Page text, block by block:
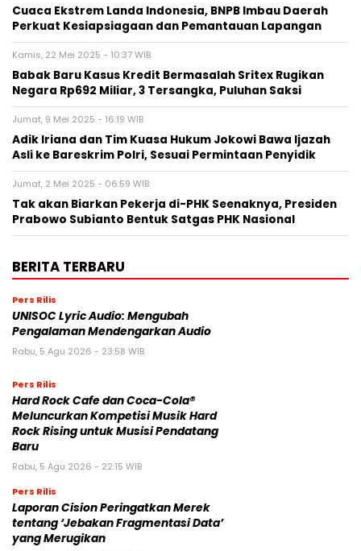
Cuaca Ekstrem Landa Indonesia, BNPB Imbau Daerah
Perkuat Kesiapsiagaan dan Pemantauan Lapangan
Kamis, 22 Mei 2025 - 10:37 WIB
Babak Baru Kasus Kredit Bermasalah Sritex Rugikan
Negara Rp692 Miliar, 3 Tersangka, Puluhan Saksi
Jumat, 9 Mei 2025 - 16:19 WIB
Adik Iriana dan Tim Kuasa Hukum Jokowi Bawa Ijazah
Asli ke Bareskrim Polri, Sesuai Permintaan Penyidik
Jumat, 2 Mei 2025 - 06:59 WIB
Tak akan Biarkan Pekerja di-PHK Seenaknya, Presiden
Prabowo Subianto Bentuk Satgas PHK Nasional
BERITA TERBARU
Pers Rilis
UNISOC Lyric Audio: Mengubah
Pengalaman Mendengarkan Audio
Rabu, 5 Agu 2026 - 23:58 WIB
Pers Rilis
Hard Rock Cafe dan Coca-Cola®
Meluncurkan Kompetisi Musik Hard
Rock Rising untuk Musisi Pendatang
Baru
Rabu, 5 Agu 2026 - 22:15 WIB
Pers Rilis
Laporan Cision Peringatkan Merek
tentang ‘Jebakan Fragmentasi Data’
yang Merugikan